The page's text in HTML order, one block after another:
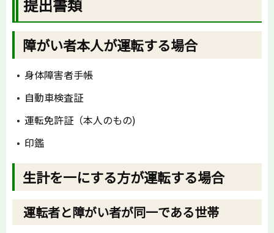
提出書類
障がい者本人が運転する場合
身体障害者手帳
自動車検査証
運転免許証（本人のもの)
印鑑
生計を一にする方が運転する場合
運転者と障がい者が同一である世帯